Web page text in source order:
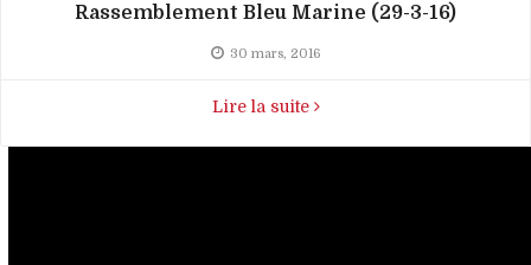
Rassemblement Bleu Marine (29-3-16)
30 mars, 2016
Lire la suite